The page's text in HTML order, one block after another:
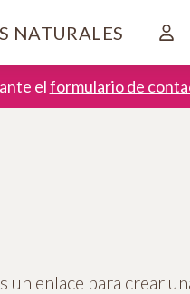
NATURALES
elformulario de
enlace para crear